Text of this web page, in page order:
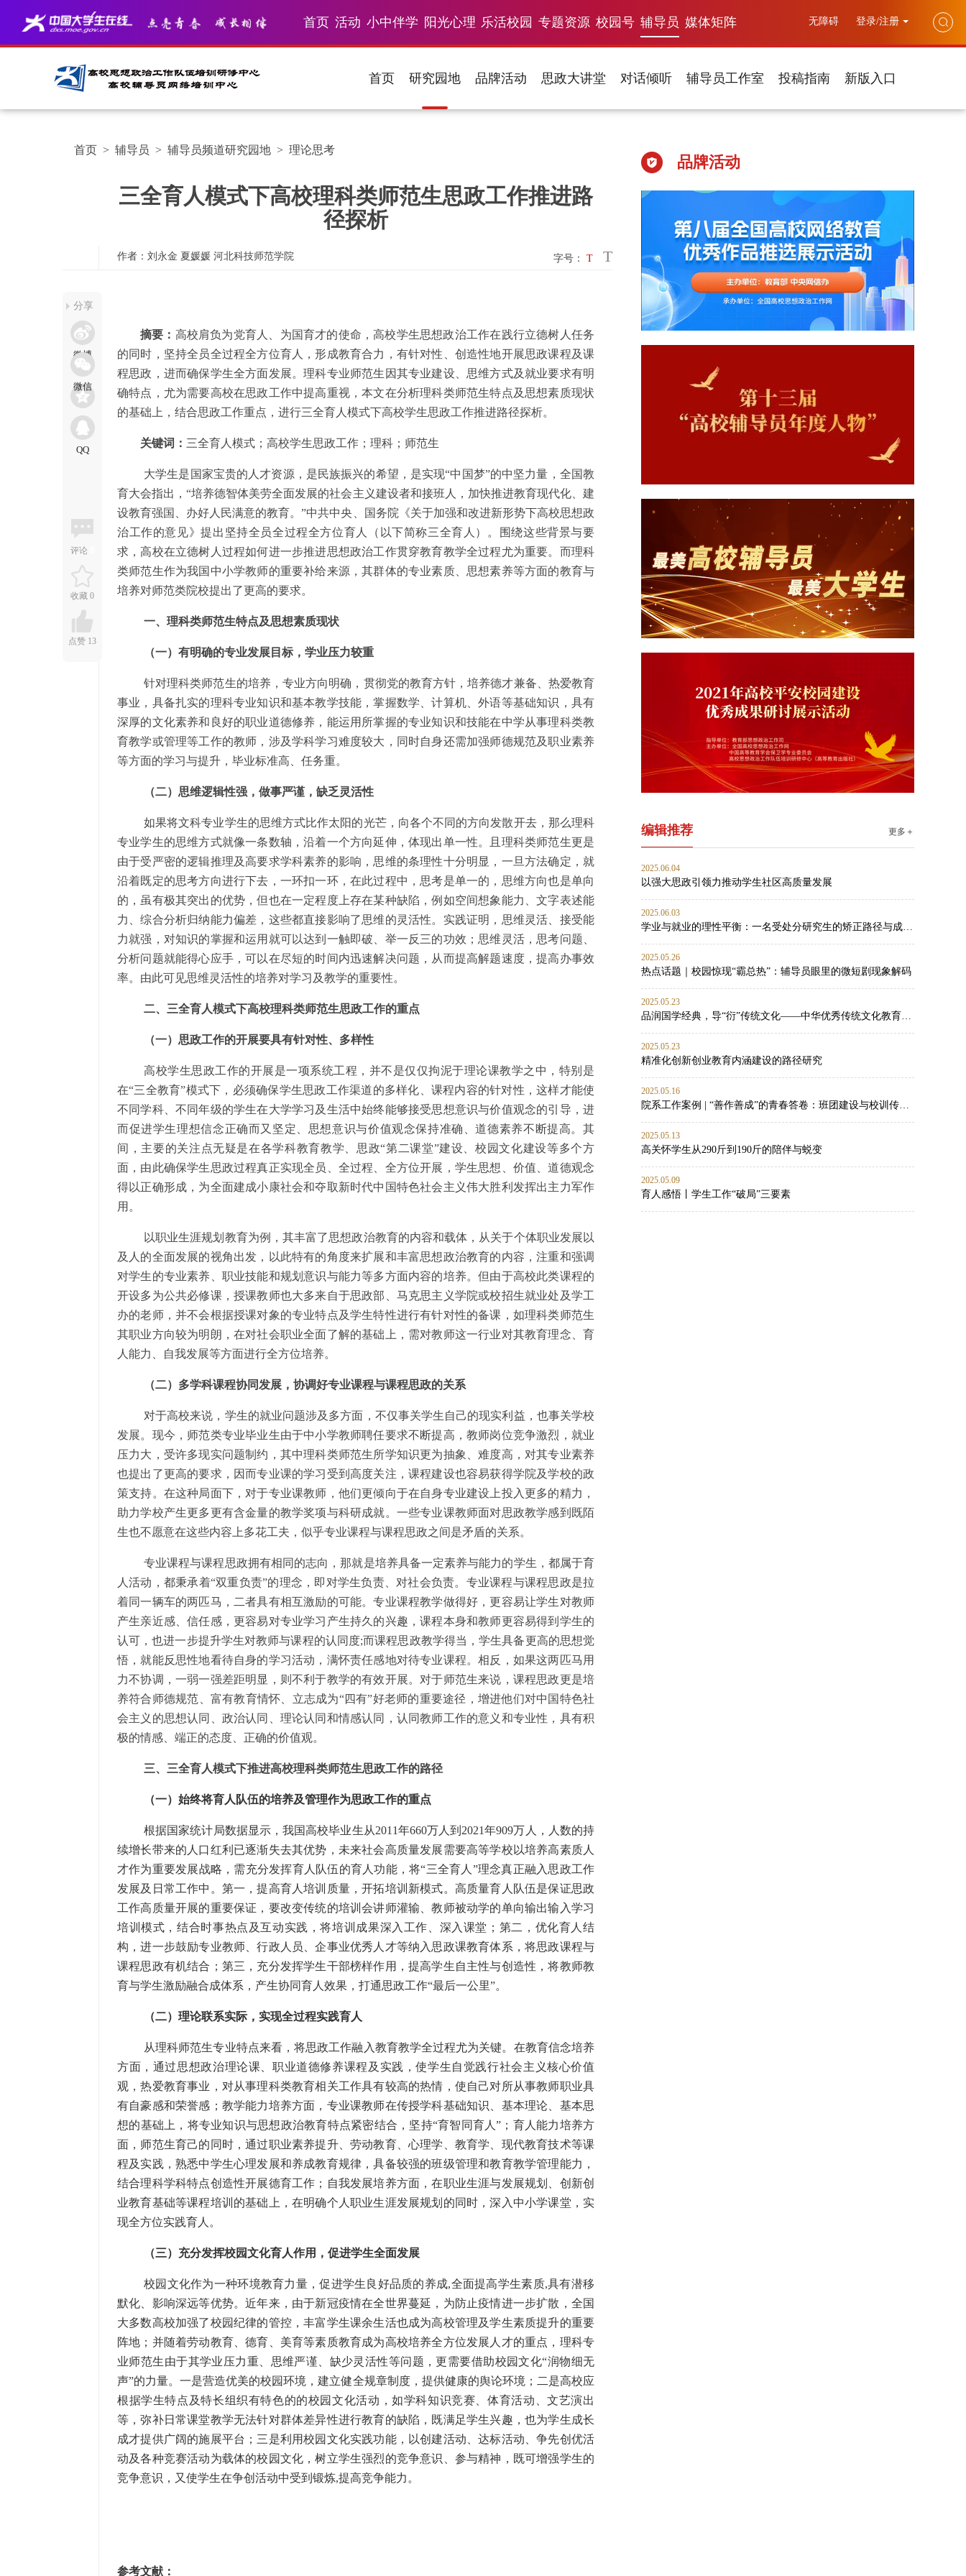
首页 活动 小中伴学 阳光心理 乐活校园 专题资源 校园号 辅导员 媒体矩阵 无障碍 登录/注册
首页 研究园地 品牌活动 思政大讲堂 对话倾听 辅导员工作室 投稿指南 新版入口
首页 > 辅导员 > 辅导员频道研究园地 > 理论思考
三全育人模式下高校理科类师范生思政工作推进路
径探析
作者：刘永金 夏媛媛 河北科技师范学院 字号： T T
分享
评论
收藏 0
点赞 13
摘要： 高校肩负为党育人、为国育才的使命，高校学生思想政治工作在践行立德树人任务
的同时，坚持全员全过程全方位育人，形成教育合力，有针对性、创造性地开展思政课程及课
程思政，进而确保学生全方面发展。理科专业师范生因其专业建设、思维方式及就业要求有明
确特点，尤为需要高校在思政工作中提高重视，本文在分析理科类师范生特点及思想素质现状
的基础上，结合思政工作重点，进行三全育人模式下高校学生思政工作推进路径探析。
关键词： 三全育人模式；高校学生思政工作；理科；师范生
大学生是国家宝贵的人才资源，是民族振兴的希望，是实现“中国梦”的中坚力量，全国教
育大会指出，“培养德智体美劳全面发展的社会主义建设者和接班人，加快推进教育现代化、建
设教育强国、办好人民满意的教育。”中共中央、国务院《关于加强和改进新形势下高校思想政
治工作的意见》提出坚持全员全过程全方位育人（以下简称三全育人）。围绕这些背景与要
求，高校在立德树人过程如何进一步推进思想政治工作贯穿教育教学全过程尤为重要。而理科
类师范生作为我国中小学教师的重要补给来源，其群体的专业素质、思想素养等方面的教育与
培养对师范类院校提出了更高的要求。
一、理科类师范生特点及思想素质现状
（一）有明确的专业发展目标，学业压力较重
针对理科类师范生的培养，专业方向明确，贯彻党的教育方针，培养德才兼备、热爱教育
事业，具备扎实的理科专业知识和基本教学技能，掌握数学、计算机、外语等基础知识，具有
深厚的文化素养和良好的职业道德修养，能运用所掌握的专业知识和技能在中学从事理科类教
育教学或管理等工作的教师，涉及学科学习难度较大，同时自身还需加强师德规范及职业素养
等方面的学习与提升，毕业标准高、任务重。
（二）思维逻辑性强，做事严谨，缺乏灵活性
如果将文科专业学生的思维方式比作太阳的光芒，向各个不同的方向发散开去，那么理科
专业学生的思维方式就像一条数轴，沿着一个方向延伸，体现出单一性。且理科类师范生更是
由于受严密的逻辑推理及高要求学科素养的影响，思维的条理性十分明显，一旦方法确定，就
沿着既定的思考方向进行下去，一环扣一环，在此过程中，思考是单一的，思维方向也是单向
的，虽有极其突出的优势，但也在一定程度上存在某种缺陷，例如空间想象能力、文字表述能
力、综合分析归纳能力偏差，这些都直接影响了思维的灵活性。实践证明，思维灵活、接受能
力就强，对知识的掌握和运用就可以达到一触即破、举一反三的功效；思维灵活，思考问题、
分析问题就能得心应手，可以在尽短的时间内迅速解决问题，从而提高解题速度，提高办事效
率。由此可见思维灵活性的培养对学习及教学的重要性。
二、三全育人模式下高校理科类师范生思政工作的重点
（一）思政工作的开展要具有针对性、多样性
高校学生思政工作的开展是一项系统工程，并不是仅仅拘泥于理论课教学之中，特别是
在“三全教育”模式下，必须确保学生思政工作渠道的多样化、课程内容的针对性，这样才能使
不同学科、不同年级的学生在大学学习及生活中始终能够接受思想意识与价值观念的引导，进
而促进学生理想信念正确而又坚定、思想意识与价值观念保持准确、道德素养不断提高。其
间，主要的关注点无疑是在各学科教育教学、思政“第二课堂”建设、校园文化建设等多个方
面，由此确保学生思政过程真正实现全员、全过程、全方位开展，学生思想、价值、道德观念
得以正确形成，为全面建成小康社会和夺取新时代中国特色社会主义伟大胜利发挥出主力军作
用。
以职业生涯规划教育为例，其丰富了思想政治教育的内容和载体，从关于个体职业发展以
及人的全面发展的视角出发，以此特有的角度来扩展和丰富思想政治教育的内容，注重和强调
对学生的专业素养、职业技能和规划意识与能力等多方面内容的培养。但由于高校此类课程的
开设多为公共必修课，授课教师也大多来自于思政部、马克思主义学院或校招生就业处及学工
办的老师，并不会根据授课对象的专业特点及学生特性进行有针对性的备课，如理科类师范生
其职业方向较为明朗，在对社会职业全面了解的基础上，需对教师这一行业对其教育理念、育
人能力、自我发展等方面进行全方位培养。
（二）多学科课程协同发展，协调好专业课程与课程思政的关系
对于高校来说，学生的就业问题涉及多方面，不仅事关学生自己的现实利益，也事关学校
发展。现今，师范类专业毕业生由于中小学教师聘任要求不断提高，教师岗位竞争激烈，就业
压力大，受许多现实问题制约，其中理科类师范生所学知识更为抽象、难度高，对其专业素养
也提出了更高的要求，因而专业课的学习受到高度关注，课程建设也容易获得学院及学校的政
策支持。在这种局面下，对于专业课教师，他们更倾向于在自身专业建设上投入更多的精力，
助力学校产生更多更有含金量的教学奖项与科研成就。一些专业课教师面对思政教学感到既陌
生也不愿意在这些内容上多花工夫，似乎专业课程与课程思政之间是矛盾的关系。
专业课程与课程思政拥有相同的志向，那就是培养具备一定素养与能力的学生，都属于育
人活动，都秉承着“双重负责”的理念，即对学生负责、对社会负责。专业课程与课程思政是拉
着同一辆车的两匹马，二者具有相互激励的可能。专业课程教学做得好，更容易让学生对教师
产生亲近感、信任感，更容易对专业学习产生持久的兴趣，课程本身和教师更容易得到学生的
认可，也进一步提升学生对教师与课程的认同度;而课程思政教学得当，学生具备更高的思想觉
悟，就能反思性地看待自身的学习活动，满怀责任感地对待专业课程。相反，如果这两匹马用
力不协调，一弱一强差距明显，则不利于教学的有效开展。对于师范生来说，课程思政更是培
养符合师德规范、富有教育情怀、立志成为“四有”好老师的重要途径，增进他们对中国特色社
会主义的思想认同、政治认同、理论认同和情感认同，认同教师工作的意义和专业性，具有积
极的情感、端正的态度、正确的价值观。
三、三全育人模式下推进高校理科类师范生思政工作的路径
（一）始终将育人队伍的培养及管理作为思政工作的重点
根据国家统计局数据显示，我国高校毕业生从2011年660万人到2021年909万人，人数的持
续增长带来的人口红利已逐渐失去其优势，未来社会高质量发展需要高等学校以培养高素质人
才作为重要发展战略，需充分发挥育人队伍的育人功能，将“三全育人”理念真正融入思政工作
发展及日常工作中。第一，提高育人培训质量，开拓培训新模式。高质量育人队伍是保证思政
工作高质量开展的重要保证，要改变传统的培训会讲师灌输、教师被动学的单向输出输入学习
培训模式，结合时事热点及互动实践，将培训成果深入工作、深入课堂；第二，优化育人结
构，进一步鼓励专业教师、行政人员、企事业优秀人才等纳入思政课教育体系，将思政课程与
课程思政有机结合；第三，充分发挥学生干部榜样作用，提高学生自主性与创造性，将教师教
育与学生激励融合成体系，产生协同育人效果，打通思政工作“最后一公里”。
（二）理论联系实际，实现全过程实践育人
从理科师范生专业特点来看，将思政工作融入教育教学全过程尤为关键。在教育信念培养
方面，通过思想政治理论课、职业道德修养课程及实践，使学生自觉践行社会主义核心价值
观，热爱教育事业，对从事理科类教育相关工作具有较高的热情，使自己对所从事教师职业具
有自豪感和荣誉感；教学能力培养方面，专业课教师在传授学科基础知识、基本理论、基本思
想的基础上，将专业知识与思想政治教育特点紧密结合，坚持“育智同育人”；育人能力培养方
面，师范生育己的同时，通过职业素养提升、劳动教育、心理学、教育学、现代教育技术等课
程及实践，熟悉中学生心理发展和养成教育规律，具备较强的班级管理和教育教学管理能力，
结合理科学科特点创造性开展德育工作；自我发展培养方面，在职业生涯与发展规划、创新创
业教育基础等课程培训的基础上，在明确个人职业生涯发展规划的同时，深入中小学课堂，实
现全方位实践育人。
（三）充分发挥校园文化育人作用，促进学生全面发展
校园文化作为一种环境教育力量，促进学生良好品质的养成,全面提高学生素质,具有潜移
默化、影响深远等优势。近年来，由于新冠疫情在全世界蔓延，为防止疫情进一步扩散，全国
大多数高校加强了校园纪律的管控，丰富学生课余生活也成为高校管理及学生素质提升的重要
阵地；并随着劳动教育、德育、美育等素质教育成为高校培养全方位发展人才的重点，理科专
业师范生由于其学业压力重、思维严谨、缺少灵活性等问题，更需要借助校园文化“润物细无
声”的力量。一是营造优美的校园环境，建立健全规章制度，提供健康的舆论环境；二是高校应
根据学生特点及特长组织有特色的的校园文化活动，如学科知识竞赛、体育活动、文艺演出
等，弥补日常课堂教学无法针对群体差异性进行教育的缺陷，既满足学生兴趣，也为学生成长
成才提供广阔的施展平台；三是利用校园文化实践功能，以创建活动、达标活动、争先创优活
动及各种竞赛活动为载体的校园文化，树立学生强烈的竞争意识、参与精神，既可增强学生的
竞争意识，又使学生在争创活动中受到锻炼,提高竞争能力。
参考文献：
品牌活动
编辑推荐 更多＋
2025.06.04
以强大思政引领力推动学生社区高质量发展
2025.06.03
学业与就业的理性平衡：一名受处分研究生的矫正路径与成长启示
2025.05.26
热点话题｜校园惊现“霸总热”：辅导员眼里的微短剧现象解码
2025.05.23
品润国学经典，导“衍”传统文化——中华优秀传统文化教育实践
2025.05.23
精准化创新创业教育内涵建设的路径研究
2025.05.16
院系工作案例 | “善作善成”的青春答卷：班团建设与校训传承的双向赋能实践
2025.05.13
高关怀学生从290斤到190斤的陪伴与蜕变
2025.05.09
育人感悟丨学生工作“破局”三要素